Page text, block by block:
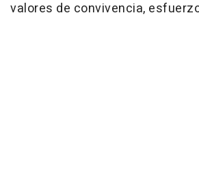
valores de convivencia,